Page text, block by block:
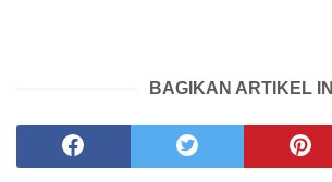
BAGIKAN ARTIKEL INI